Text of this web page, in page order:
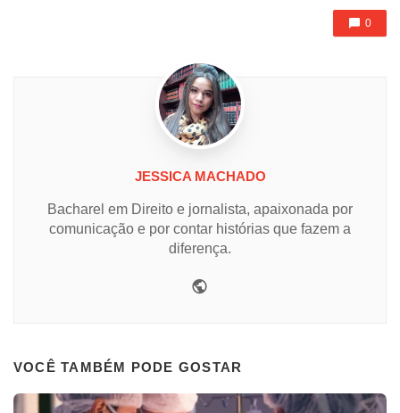
0
JESSICA MACHADO
Bacharel em Direito e jornalista, apaixonada por
comunicação e por contar histórias que fazem a
diferença.
VOCÊ TAMBÉM PODE GOSTAR